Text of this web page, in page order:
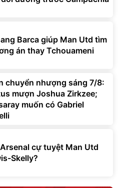
Barca giúp Man Utd tìm
án thay Tchouameni
chuyển nhượng sáng 7/8:
mượn Joshua Zirkzee;
muốn có Gabriel
cự tuyệt Man Utd
Skelly?